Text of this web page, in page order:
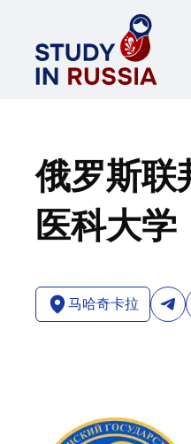
俄罗斯联
医科大学
马哈奇卡拉